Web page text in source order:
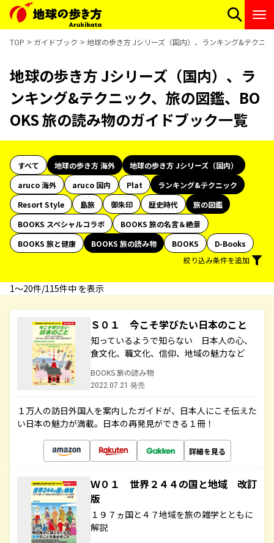
TOP ガイドブック 地球の歩き方 Jシリーズ（国内）、ランキング&テクニ
地球の歩き方 Jシリーズ（国内）、ラ
ンキング&テクニック、旅の図鑑、BO
OKS 旅の読み物のガイドブック一覧
すべて 地球の歩き方 海外
地球の歩き方 Jシリーズ（国内）
aruco 海外
aruco 国内 Plat
ランキング&テクニック
Resort Style
島旅 御朱印 歴史時代
旅の図鑑
BOOKS スペシャルコラボ
BOOKS 旅の名言＆絶景
BOOKS 旅と健康
BOOKS 旅の読み物 BOOKS
D-Books
絞り込み条件を追加
1〜20件/115件中 を表示
Ｓ０１ 今こそ学びたい日本のこと
知っているようで知らない 日本人の心、
食文化、職文化、信仰、地域の魅力など
BOOKS 旅の読み物
2022.07.21 発売
１万人の訪日外国人を案内したガイドが、日本人にこそ伝えた
い日本の魅力が満載。日本の再発見ができる１冊！
詳細を見る
Ｗ０１ 世界２４４の国と地域 改訂
版
１９７ヵ国と４７地域を旅の雑学とともに
解説